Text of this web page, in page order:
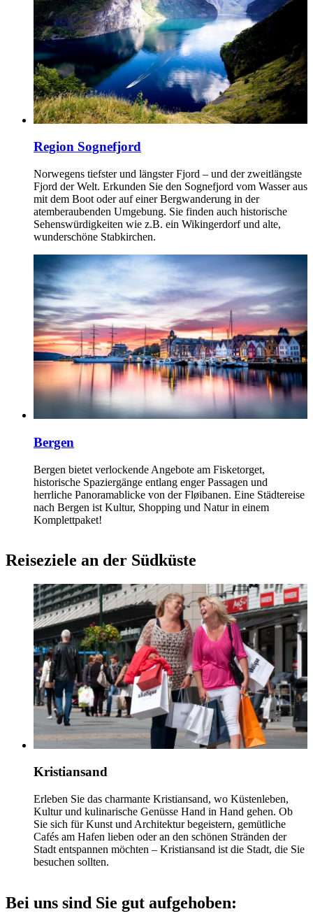
Region Sognefjord
Norwegens tiefster und längster Fjord – und der zweitlängste
Fjord der Welt. Erkunden Sie den Sognefjord vom Wasser aus
mit dem Boot oder auf einer Bergwanderung in der
atemberaubenden Umgebung. Sie finden auch historische
Sehenswürdigkeiten wie z.B. ein Wikingerdorf und alte,
wunderschöne Stabkirchen.
Bergen
Bergen bietet verlockende Angebote am Fisketorget,
historische Spaziergänge entlang enger Passagen und
herrliche Panoramablicke von der Fløibanen. Eine Städtereise
nach Bergen ist Kultur, Shopping und Natur in einem
Komplettpaket!
Reiseziele an der Südküste
Kristiansand
Erleben Sie das charmante Kristiansand, wo Küstenleben,
Kultur und kulinarische Genüsse Hand in Hand gehen. Ob
Sie sich für Kunst und Architektur begeistern, gemütliche
Cafés am Hafen lieben oder an den schönen Stränden der
Stadt entspannen möchten – Kristiansand ist die Stadt, die Sie
besuchen sollten.
Bei uns sind Sie gut aufgehoben: